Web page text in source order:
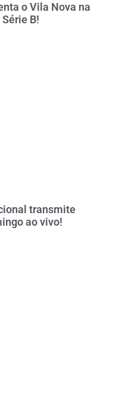
o Vila Nova na
B!
transmite
ao vivo!